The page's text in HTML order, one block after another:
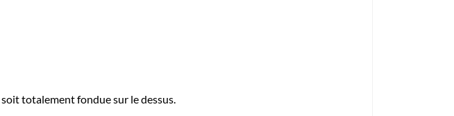
totalement fondue sur le dessus.